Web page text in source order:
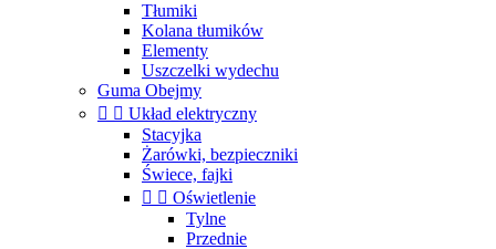
Tłumiki
Kolana tłumików
Elementy
Uszczelki wydechu
Guma Obejmy
  Układ elektryczny
Stacyjka
Żarówki, bezpieczniki
Świece, fajki
  Oświetlenie
Tylne
Przednie